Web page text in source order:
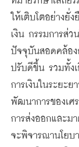
ให้เติบโตอย่างยั่
เงิน กรรมการส่ว
ปัจจุบันสอดคล้อง
ปรับดีขึ้น รวมทั้งเ
การเงินในระยะ
พัฒนาการของเศ
การส่งออกและม
จะพิจารณานโยบ